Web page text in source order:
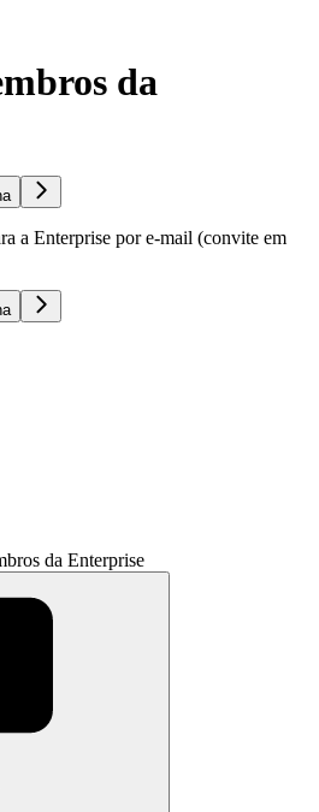
da
a Enterprise por e-mail (convite em
da Enterprise